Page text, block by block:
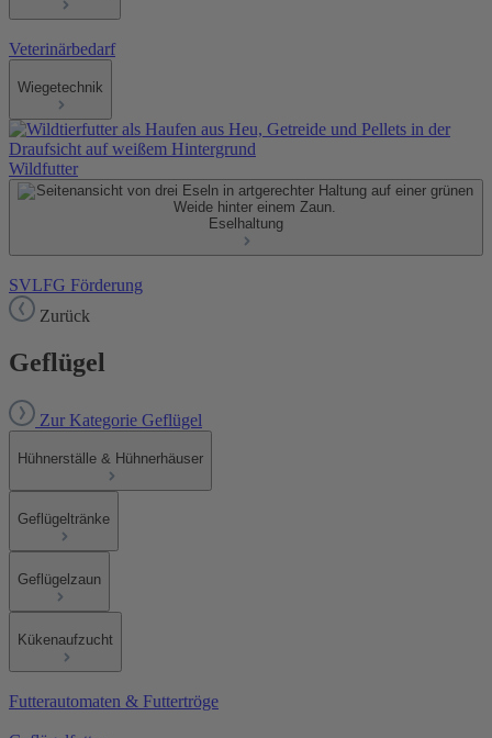
Veterinärbedarf
Wiegetechnik
Wildfutter
Eselhaltung
SVLFG Förderung
Zurück
Geflügel
Zur Kategorie Geflügel
Hühnerställe & Hühnerhäuser
Geflügeltränke
Geflügelzaun
Kükenaufzucht
Futterautomaten & Futtertröge